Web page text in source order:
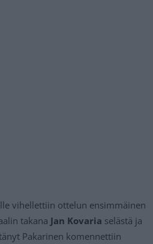
vihellettiin ottelun ensimmäinen
takana Jan Kovaria selästä ja
Pakarinen komennettiin